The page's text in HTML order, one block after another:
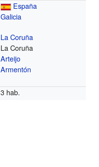
España
Galicia
La Coruña
La Coruña
Arteijo
Armentón
3 hab.